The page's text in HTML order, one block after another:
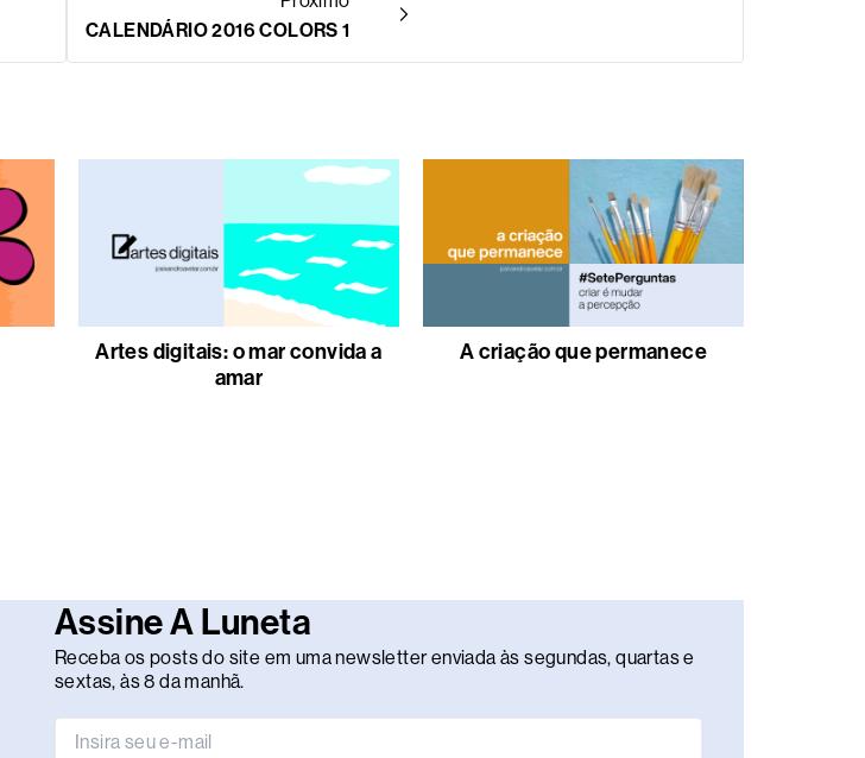
CALENDÁRIO 2016 COLORS 1
Artes digitais: o mar convida a
amar
A criação que permanece
Assine A Luneta
Receba os posts do site em uma newsletter enviada às segundas, quartas e
sextas, às 8 da manhã.